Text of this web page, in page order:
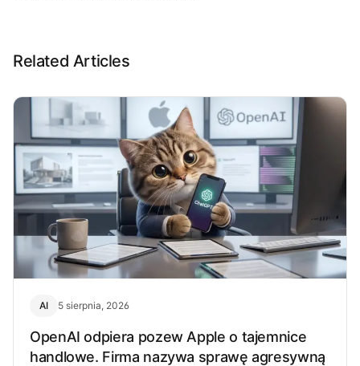
Related Articles
AI 5 sierpnia, 2026
OpenAI odpiera pozew Apple o tajemnice
handlowe. Firma nazywa sprawę agresywną